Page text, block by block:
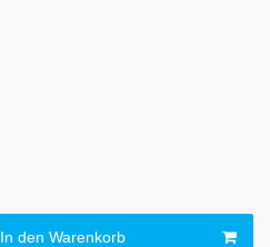
In den Warenkorb